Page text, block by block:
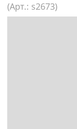
(Арт.: s2673)